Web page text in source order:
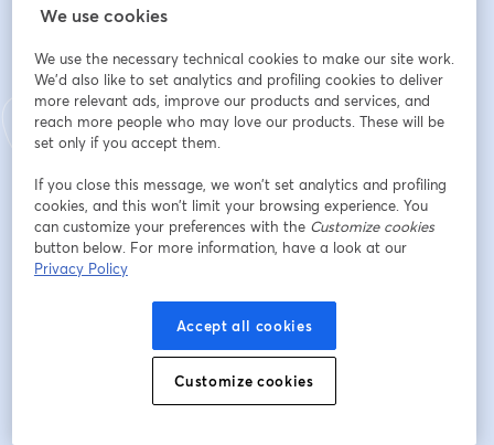
l'aréne de Street Automater !
🗓 Au programme :
- Intro
- Présentation rapide des nouvelles fonctionnalités
- Démo du kung fu de Zapier
- Le grand challenge du quizz de Zapier
-  Questions/réponses et uppercuts
Endereço de e-mail*
We use cookies
We use the necessary technical cookies to make our site work.
We'd also like to set analytics and profiling cookies to deliver
more relevant ads, improve our products and services, and
reach more people who may love our products. These will be
set only if you accept them.
If you close this message, we won’t set analytics and profiling
cookies, and this won’t limit your browsing experience. You
can customize your preferences with the Customize cookies
button below. For more information, have a look at our
Privacy Policy
Accept all cookies
Customize cookies